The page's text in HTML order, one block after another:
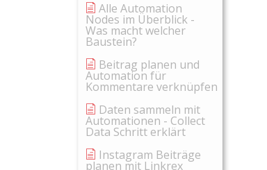
Alle Automation
Nodes im Überblick -
Was macht welcher
Baustein?
Beitrag planen und
Automation für
Kommentare verknüpfen
Daten sammeln mit
Automationen - Collect
Data Schritt erklärt
Instagram Beiträge
planen mit Linkrex